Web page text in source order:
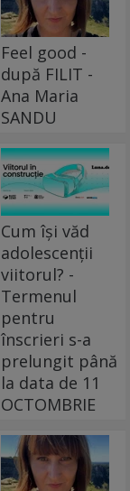
Feel good -
după FILIT -
Ana Maria
SANDU
Cum își văd
adolescenții
viitorul? -
Termenul
pentru
înscrieri s-a
prelungit până
la data de 11
OCTOMBRIE